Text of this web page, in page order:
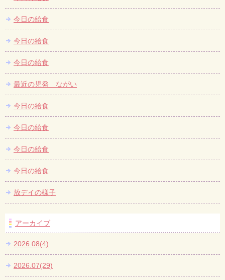
今日の給食
今日の給食
今日の給食
最近の児発 ながい
今日の給食
今日の給食
今日の給食
今日の給食
放デイの様子
アーカイブ
2026.08(4)
2026.07(29)